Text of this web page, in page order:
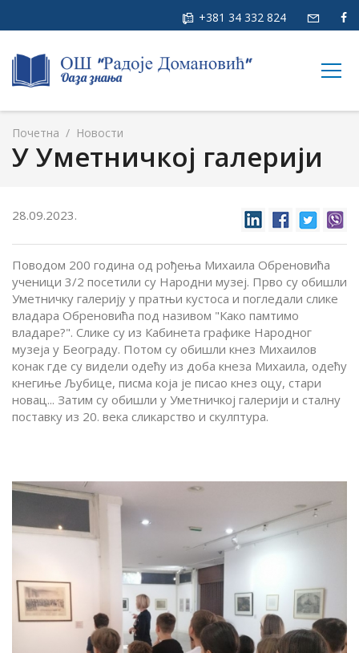
+381 34 332 824
Почетна / Новости
У Уметничкој галерији
28.09.2023.
Поводом 200 година од рођења Михаила Обреновића
ученици 3/2 посетили су Народни музеј. Прво су обишли
Уметничку галерију у пратњи кустоса и погледали слике
владара Обреновића под називом "Како памтимо
владаре?". Слике су из Кабинета графике Народног
музеја у Београду. Потом су обишли кнез Михаилов
конак где су видели одећу из доба кнеза Михаила, одећу
кнегиње Љубице, писма која је писао кнез оцу, стари
новац... Затим су обишли у Уметничкој галерији и сталну
поставку из 20. века сликарство и скулптура.